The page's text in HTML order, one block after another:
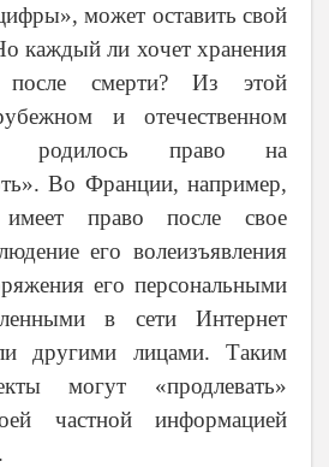
может оставить свой
каждый ли хочет хранения
смерти? Из этой
и отечественном
родилось право на
Во Франции, например,
право после свое
его волеизъявления
его персональными
в сети Интернет
другими лицами. Таким
могут «продлевать»
частной информацией